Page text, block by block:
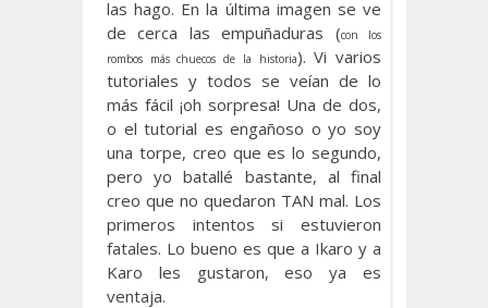
las hago. En la última imagen se ve
de cerca las empuñaduras (con los
rombos más chuecos de la historia). Vi varios
tutoriales y todos se veían de lo
más fácil ¡oh sorpresa! Una de dos,
o el tutorial es engañoso o yo soy
una torpe, creo que es lo segundo,
pero yo batallé bastante, al final
creo que no quedaron TAN mal. Los
primeros intentos si estuvieron
fatales. Lo bueno es que a Ikaro y a
Karo les gustaron, eso ya es
ventaja.